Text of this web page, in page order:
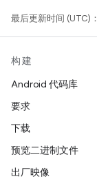
最后更新时间 (UTC)
构建
Android 代码库
要求
下载
预览二进制文件
出厂映像